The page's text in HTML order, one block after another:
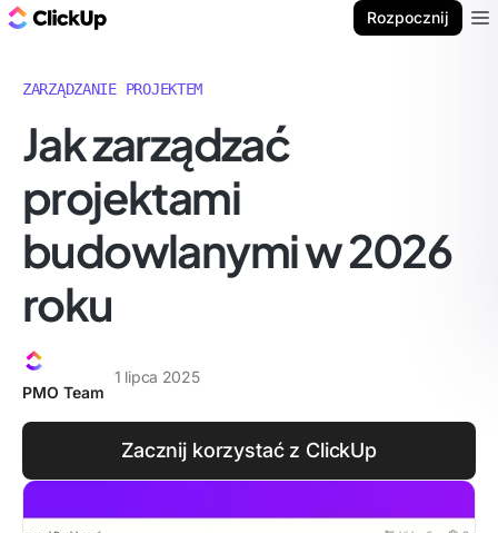
Rozpocznij
ZARZĄDZANIE PROJEKTEM
Jak zarządzać
projektami
budowlanymi w 2026
roku
PMO Team
1 lipca 2025
Zacznij korzystać z ClickUp